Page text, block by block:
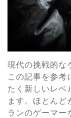
現代の挑戦的な
この記事を参考
たく新しいレベ
ます。ほとんど
ランのゲーマー